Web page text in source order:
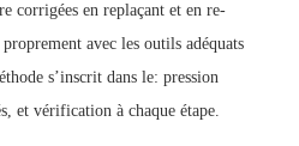
corrigées en replaçant et en re-
avec les outils adéquats
s’inscrit dans le: pression
et vérification à chaque étape.